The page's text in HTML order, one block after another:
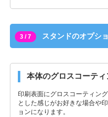
3 / 7 スタンドのオプシ
本体のグロスコーティ
印刷表面にグロスコーティン
とした感じがお好きな場合や
ョンになります。